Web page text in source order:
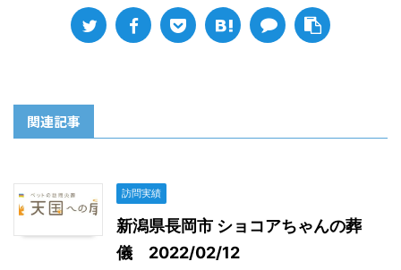
関連記事
訪問実績
新潟県長岡市 ショコアちゃんの葬
儀 2022/02/12